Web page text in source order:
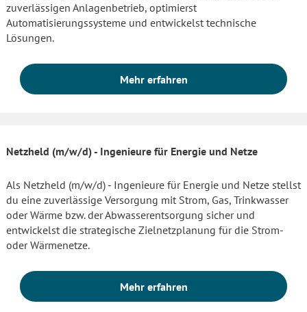
zuverlässigen Anlagenbetrieb, optimierst
Automatisierungssysteme und entwickelst technische
Lösungen.
Mehr erfahren
Netzheld (m/w/d) - Ingenieure für Energie und Netze
Als Netzheld (m/w/d) - Ingenieure für Energie und Netze stellst
du eine zuverlässige Versorgung mit Strom, Gas, Trinkwasser
oder Wärme bzw. der Abwasserentsorgung sicher und
entwickelst die strategische Zielnetzplanung für die Strom-
oder Wärmenetze.
Mehr erfahren